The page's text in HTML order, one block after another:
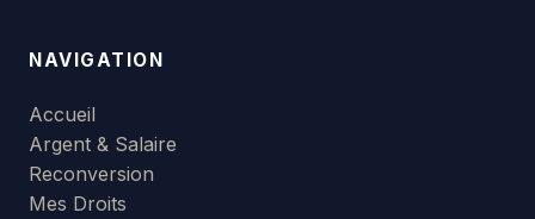
NAVIGATION
Accueil
Argent & Salaire
Reconversion
Mes Droits